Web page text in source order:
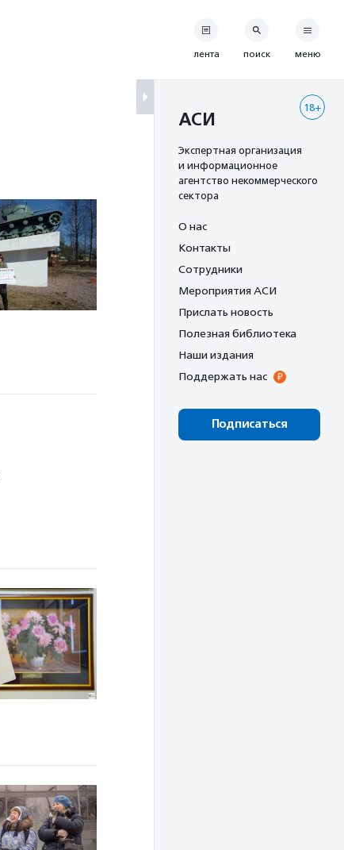
лента поиск меню
18+
АСИ
Экспертная организация
и информационное
агентство некоммерческого
сектора
О нас
Контакты
Сотрудники
Мероприятия АСИ
Прислать новость
Полезная библиотека
Наши издания
Поддержать нас
Подписаться